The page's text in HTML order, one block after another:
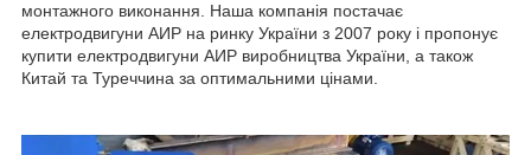
монтажного виконання. Наша компанія постачає
електродвигуни АИР на ринку України з 2007 року і пропонує
купити електродвигуни АИР виробництва України, а також
Китай та Туреччина за оптимальними цінами.